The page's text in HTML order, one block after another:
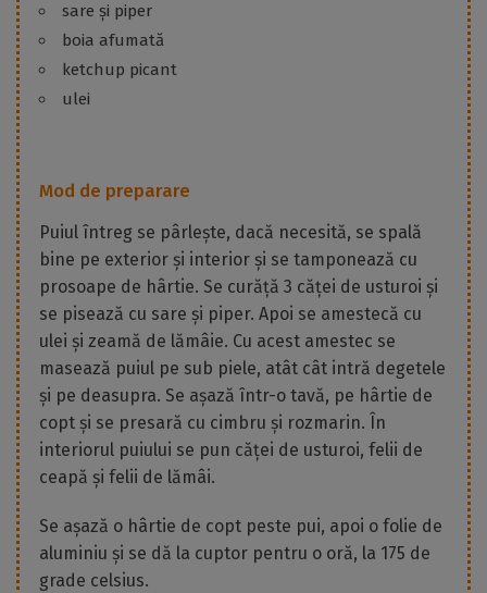
sare și piper
boia afumată
ketchup picant
ulei
Mod de preparare
Puiul întreg se pârlește, dacă necesită, se spală
bine pe exterior și interior și se tamponează cu
prosoape de hârtie. Se curăță 3 căței de usturoi și
se pisează cu sare și piper. Apoi se amestecă cu
ulei și zeamă de lămâie. Cu acest amestec se
masează puiul pe sub piele, atât cât intră degetele
și pe deasupra. Se așază într-o tavă, pe hârtie de
copt și se presară cu cimbru și rozmarin. În
interiorul puiului se pun căței de usturoi, felii de
ceapă și felii de lămâi.
Se așază o hârtie de copt peste pui, apoi o folie de
aluminiu și se dă la cuptor pentru o oră, la 175 de
grade celsius.